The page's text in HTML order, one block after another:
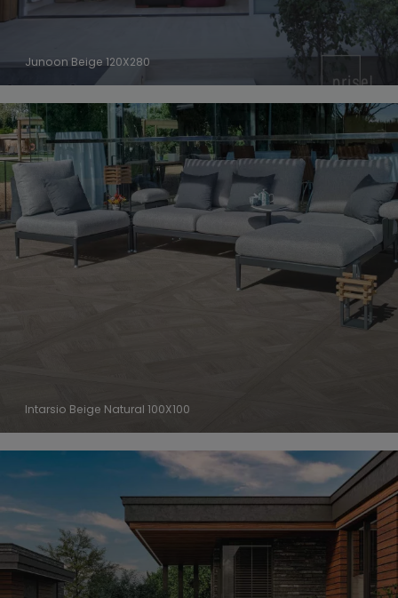
Junoon Beige 120X280
Intarsio Beige Natural 100X100